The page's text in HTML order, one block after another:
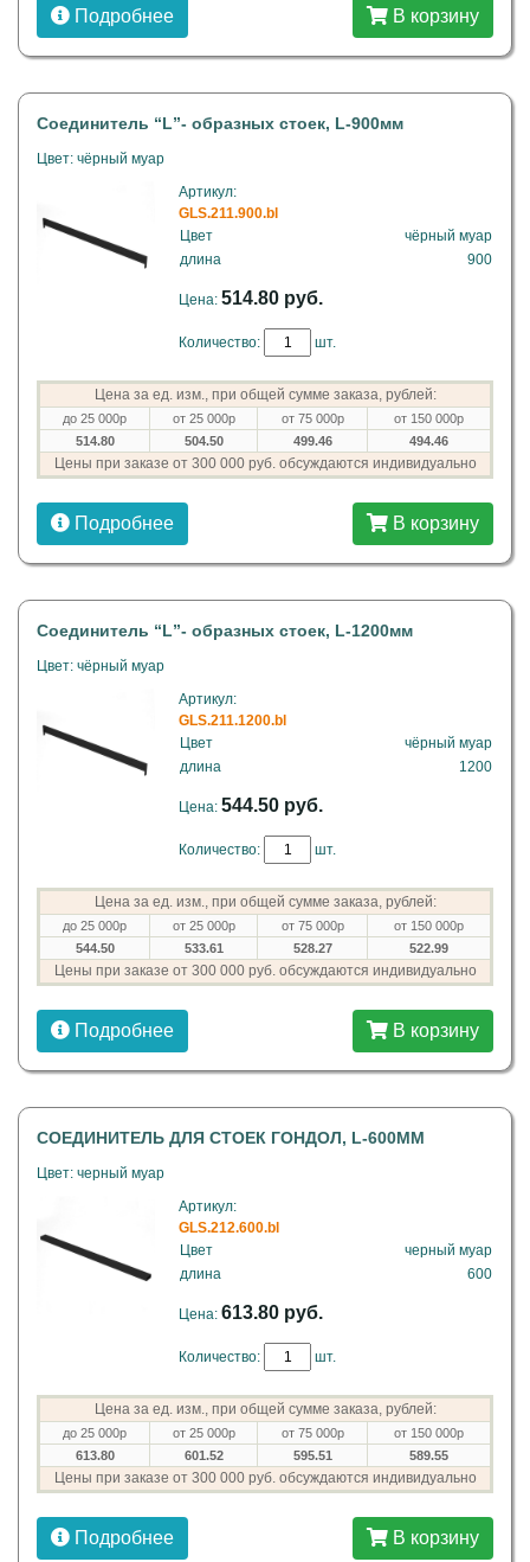
Подробнее В корзину
Соединитель “L”- образных стоек, L-900мм
Цвет: чёрный муар
Артикул:
GLS.211.900.bl
Цвет
чёрный муар
длина
900
Цена: 514.80 руб.
Количество: шт.
Цена за ед. изм., при общей сумме заказа, рублей:
до 25 000р от 25 000р от 75 000р
от 150 000р
514.80
504.50 499.46 494.46
Цены при заказе от 300 000 руб. обсуждаются индивидуально
Подробнее В корзину
Соединитель “L”- образных стоек, L-1200мм
Цвет: чёрный муар
Артикул:
GLS.211.1200.bl
Цвет
чёрный муар
длина
1200
Цена: 544.50 руб.
Количество: шт.
Цена за ед. изм., при общей сумме заказа, рублей:
до 25 000р от 25 000р от 75 000р
от 150 000р
544.50
533.61 528.27 522.99
Цены при заказе от 300 000 руб. обсуждаются индивидуально
Подробнее В корзину
СОЕДИНИТЕЛЬ ДЛЯ СТОЕК ГОНДОЛ, L-600ММ
Цвет: черный муар
Артикул:
GLS.212.600.bl
Цвет
черный муар
длина
600
Цена: 613.80 руб.
Количество: шт.
Цена за ед. изм., при общей сумме заказа, рублей:
до 25 000р от 25 000р от 75 000р
от 150 000р
613.80
601.52 595.51 589.55
Цены при заказе от 300 000 руб. обсуждаются индивидуально
Подробнее В корзину